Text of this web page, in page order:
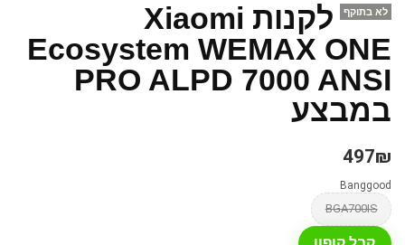
לא בתוקף
לקנות Xiaomi
Ecosystem WEMAX ONE
PRO ALPD 7000 ANSI
במבצע
497₪
Banggood
BGA700IS